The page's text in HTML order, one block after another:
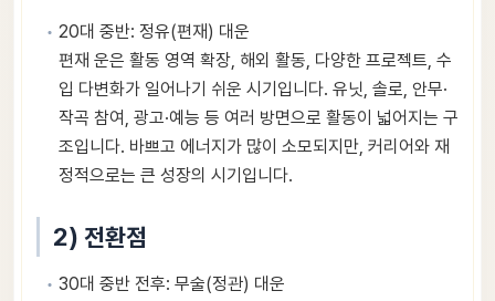
20대 중반: 정유(편재) 대운
편재 운은 활동 영역 확장, 해외 활동, 다양한 프로젝트, 수
입 다변화가 일어나기 쉬운 시기입니다. 유닛, 솔로, 안무·
작곡 참여, 광고·예능 등 여러 방면으로 활동이 넓어지는 구
조입니다. 바쁘고 에너지가 많이 소모되지만, 커리어와 재
정적으로는 큰 성장의 시기입니다.
2) 전환점
30대 중반 전후: 무술(정관) 대운